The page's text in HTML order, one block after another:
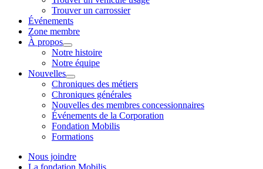
Trouver un carrossier
Événements
Zone membre
À propos
Notre histoire
Notre équipe
Nouvelles
Chroniques des métiers
Chroniques générales
Nouvelles des membres concessionnaires
Événements de la Corporation
Fondation Mobilis
Formations
Nous joindre
La fondation Mobilis